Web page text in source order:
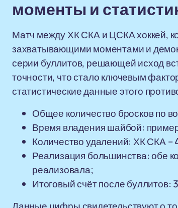
моменты и
Матч между ХК СКА и ЦСКА хоккей,
захватывающими моментами и
серии буллитов, решающей исход
точности, что стало ключевым
статистические данные этого
Общее количество бросков по
Время владения шайбой:
Количество удалений: ХК СКА –
Реализация большинства: обе
реализовала;
Итоговый счёт после буллитов: